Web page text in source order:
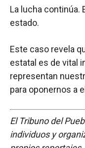
La lucha continúa.
estado.
Este caso revela
estatal es de vital
representan
para oponernos a
El Tribuno del
individuos y